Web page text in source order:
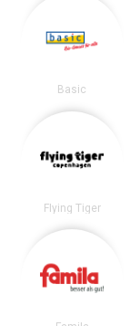
Basic
Flying Tiger